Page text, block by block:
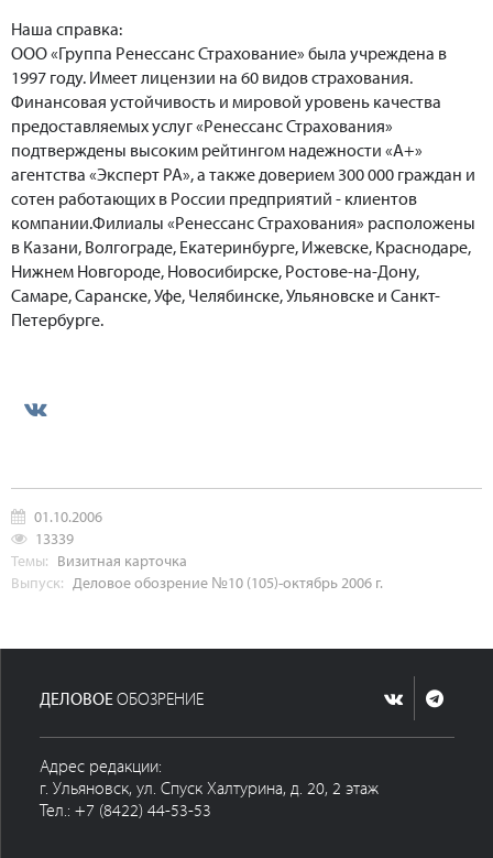
Наша справка:
ООО «Группа Ренессанс Страхование» была учреждена в
1997 году. Имеет лицензии на 60 видов страхования.
Финансовая устойчивость и мировой уровень качества
предоставляемых услуг «Ренессанс Страхования»
подтверждены высоким рейтингом надежности «А+»
агентства «Эксперт РА», а также доверием 300 000 граждан и
сотен работающих в России предприятий - клиентов
компании.Филиалы «Ренессанс Страхования» расположены
в Казани, Волгограде, Екатеринбурге, Ижевске, Краснодаре,
Нижнем Новгороде, Новосибирске, Ростове-на-Дону,
Самаре, Саранске, Уфе, Челябинске, Ульяновске и Санкт-
Петербурге.
01.10.2006
13339
Темы: Визитная карточка
Выпуск: Деловое обозрение №10 (105)-октябрь 2006 г.
ДЕЛОВОЕ ОБОЗРЕНИЕ
Адрес редакции:
г. Ульяновск, ул. Спуск Халтурина, д. 20, 2 этаж
Тел.: +7 (8422) 44-53-53